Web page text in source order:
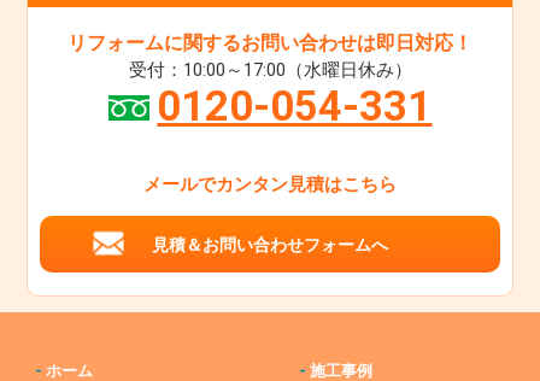
リフォームに関するお問い合わせは即日対応！
受付：10:00～17:00（水曜日休み）
0120-054-331
メールでカンタン見積はこちら
見積＆お問い合わせフォームへ
- ホーム -施工事例